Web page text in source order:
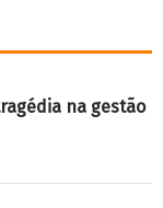
na gestão